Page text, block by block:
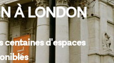
À LONDON
centaines d'espaces